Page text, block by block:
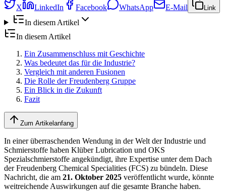
X LinkedIn Facebook WhatsApp E-Mail Link
In diesem Artikel
In diesem Artikel
Ein Zusammenschluss mit Geschichte
Was bedeutet das für die Industrie?
Vergleich mit anderen Fusionen
Die Rolle der Freudenberg Gruppe
Ein Blick in die Zukunft
Fazit
Zum Artikelanfang
In einer überraschenden Wendung in der Welt der Industrie und
Schmierstoffe haben Klüber Lubrication und OKS
Spezialschmierstoffe angekündigt, ihre Expertise unter dem Dach
der Freudenberg Chemical Specialities (FCS) zu bündeln. Diese
Nachricht, die am 21. Oktober 2025 veröffentlicht wurde, könnte
weitreichende Auswirkungen auf die gesamte Branche haben.